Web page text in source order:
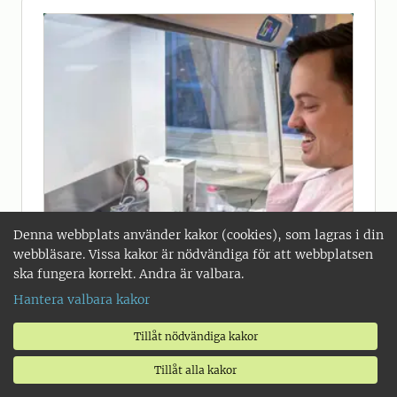
Denna webbplats använder kakor (cookies), som lagras i din
webbläsare. Vissa kakor är nödvändiga för att webbplatsen
ska fungera korrekt. Andra är valbara.
Hantera valbara kakor
Tillåt nödvändiga kakor
Tillåt alla kakor
Doktoranden som älskar
transformationer